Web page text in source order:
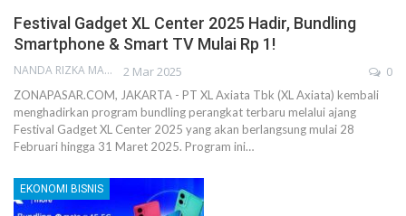
Festival Gadget XL Center 2025 Hadir, Bundling
Smartphone & Smart TV Mulai Rp 1!
NANDA RIZKA MAHENDRA 2 Mar 2025 0
ZONAPASAR.COM, JAKARTA - PT XL Axiata Tbk (XL Axiata) kembali
menghadirkan program bundling perangkat terbaru melalui ajang
Festival Gadget XL Center 2025 yang akan berlangsung mulai 28
Februari hingga 31 Maret 2025. Program ini…
EKONOMI BISNIS